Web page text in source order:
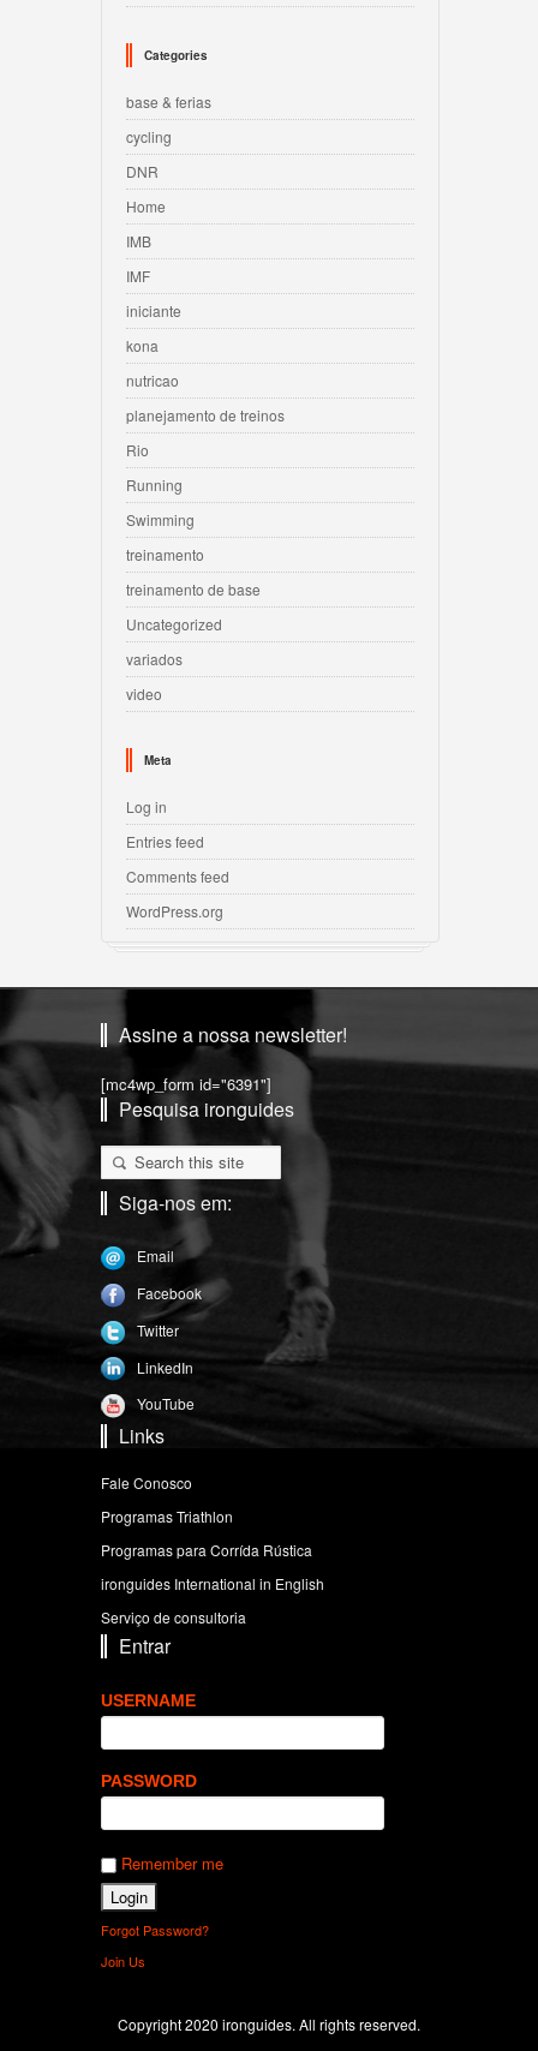
Categories
base & ferias
cycling
DNR
Home
IMB
IMF
iniciante
kona
nutricao
planejamento de treinos
Rio
Running
Swimming
treinamento
treinamento de base
Uncategorized
variados
video
Meta
Log in
Entries feed
Comments feed
WordPress.org
Assine a nossa newsletter!
[mc4wp_form id="6391"]
Pesquisa ironguides
Siga-nos em:
Email
Facebook
Twitter
LinkedIn
YouTube
Links
Fale Conosco
Programas Triathlon
Programas para Corrída Rústica
ironguides International in English
Serviço de consultoria
Entrar
USERNAME
PASSWORD
Remember me
Forgot Password?
Join Us
Copyright 2020 ironguides. All rights reserved.